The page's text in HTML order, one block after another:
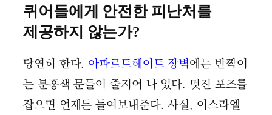
퀴어들에게 안전한 피난처를
제공하지 않는가?
당연히 한다.아파르트헤이트 장벽에는 반짝이
는 분홍색 문들이 줄지어 나 있다. 멋진 포즈를
잡으면 언제든 들여보내준다. 사실, 이스라엘